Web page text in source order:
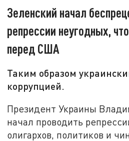
Зеленский начал
репрессии неугодных,
перед США
Таким образом
коррупцией.
Президент Украины
начал проводить
олигархов, политиков и